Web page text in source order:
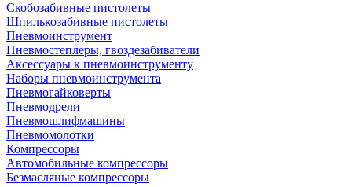
Скобозабивные пистолеты
Шпилькозабивные пистолеты
Пневмоинструмент
Пневмостеплеры, гвоздезабиватели
Аксессуары к пневмоинструменту
Наборы пневмоинструмента
Пневмогайковерты
Пневмодрели
Пневмошлифмашины
Пневмомолотки
Компрессоры
Автомобильные компрессоры
Безмасляные компрессоры